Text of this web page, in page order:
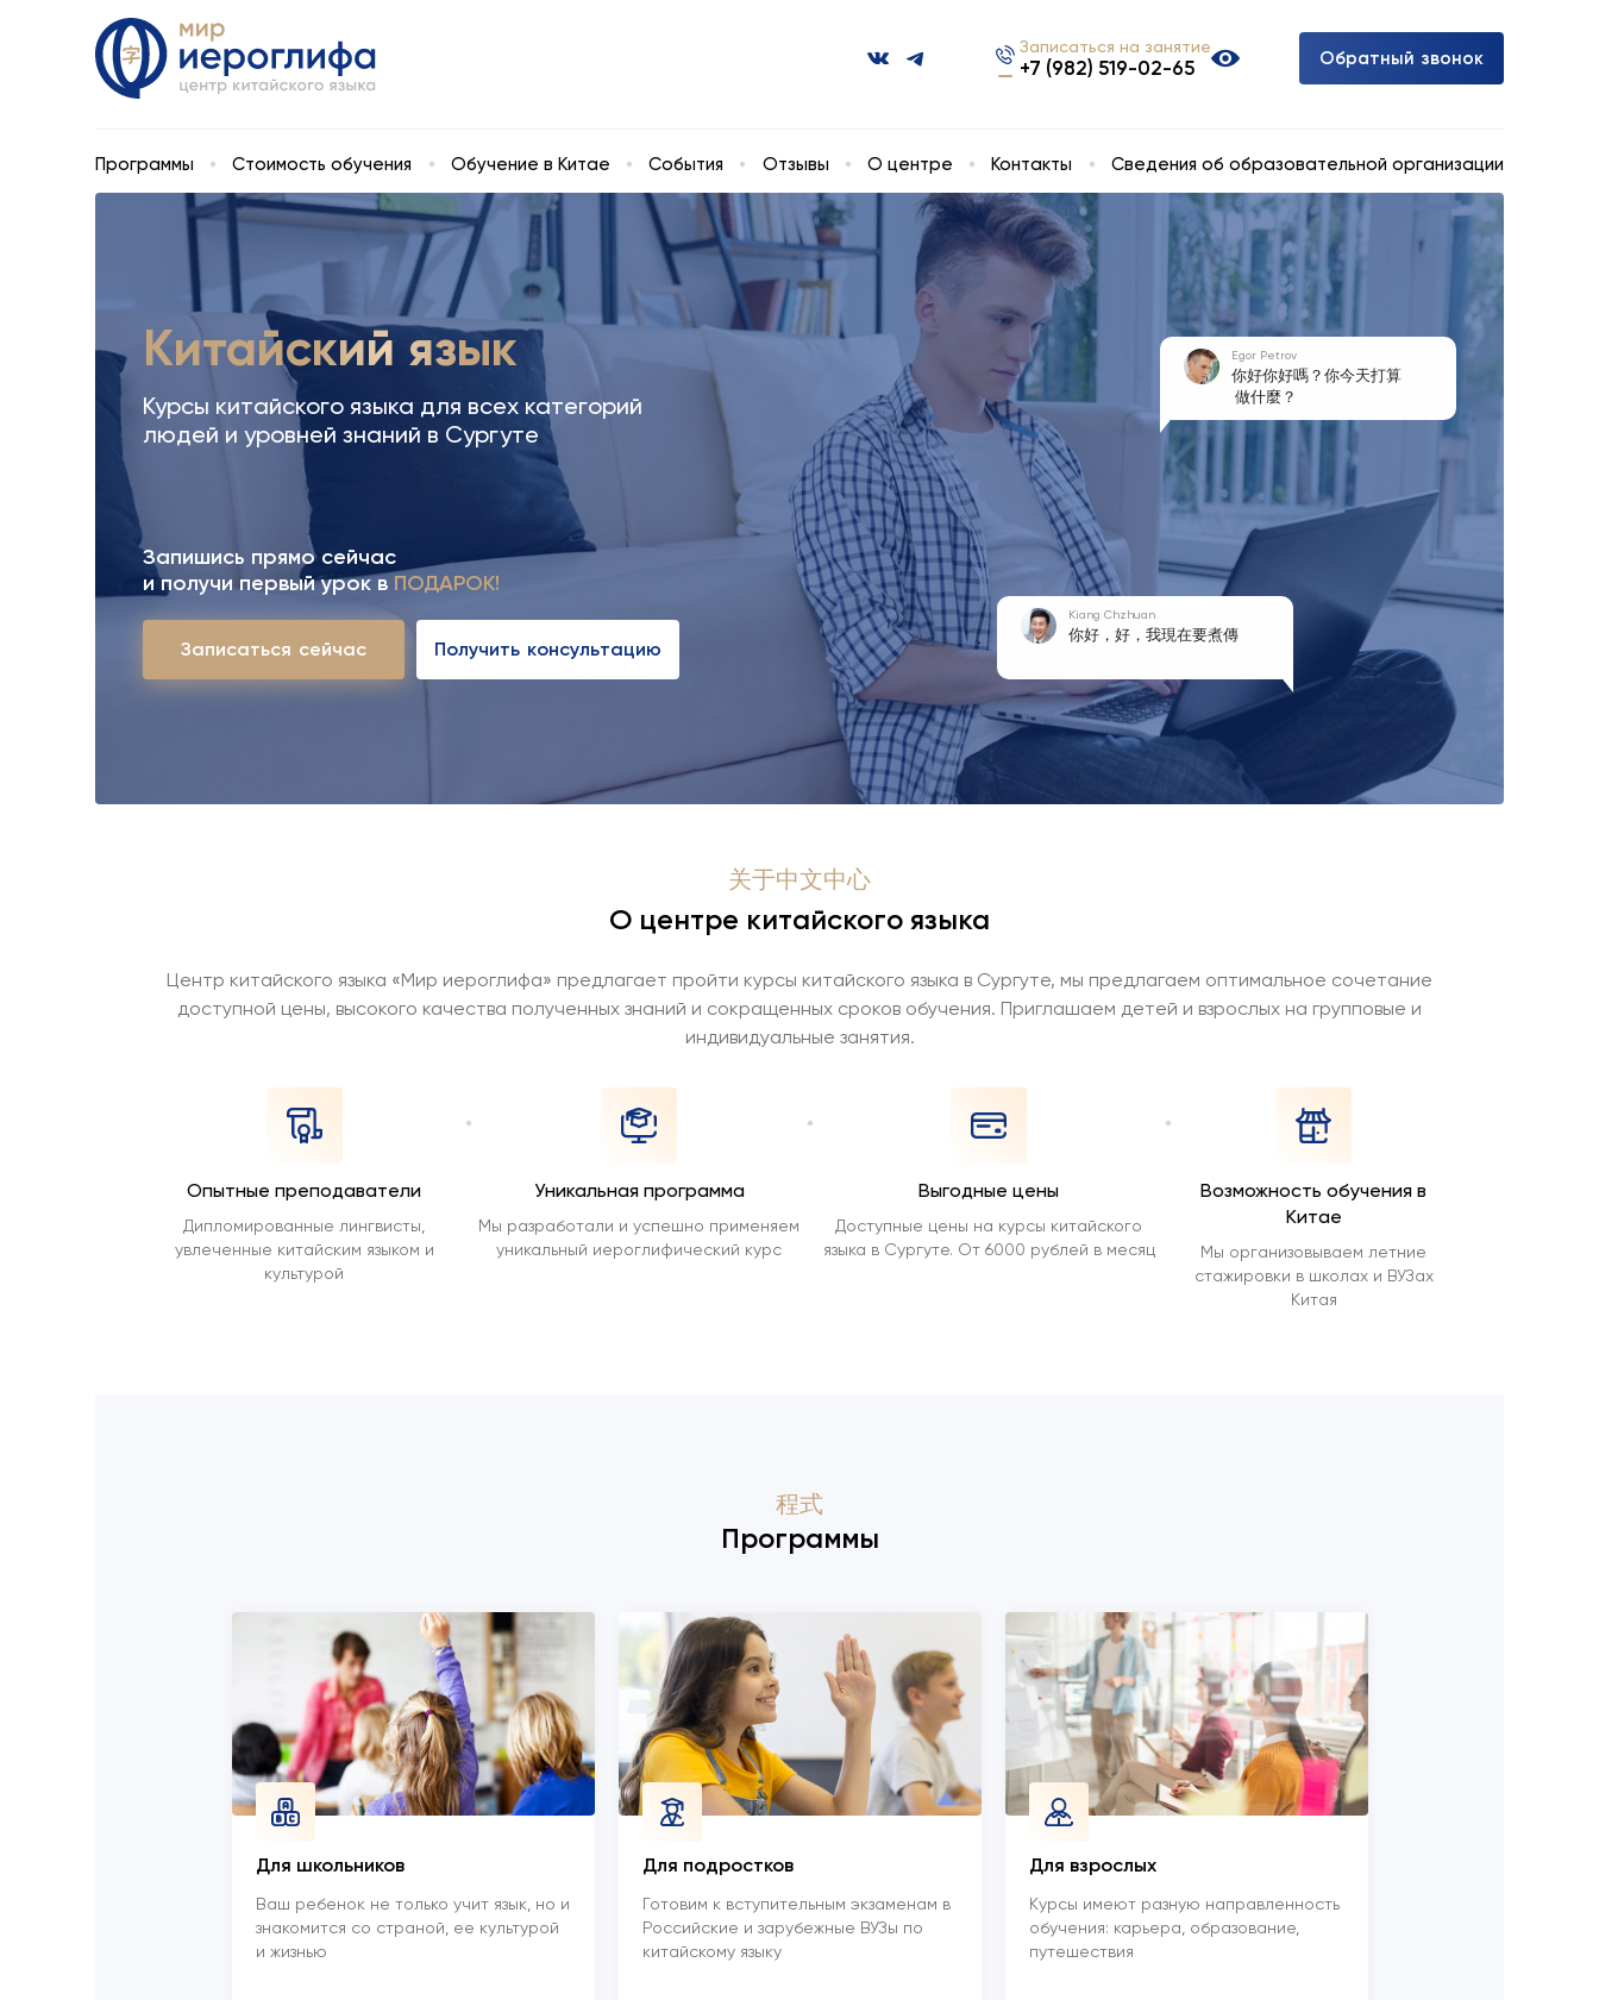
Записаться на занятие
+7 (982) 519-02-65 Обратный звонок
Программы Стоимость обучения Обучение в Китае События Отзывы О центре Контакты Сведения об образовательной организации
Китайский язык
Курсы китайского языка для всех категорий
людей и уровней знаний в Сургуте
Запишись прямо сейчас
и получи первый урок в ПОДАРОК!
Записаться сейчас Получить консультацию
Egor Petrov
你好你好嗎？你今天打算
做什麼？
Kiang Chzhuan
你好，好，我現在要煮傳
关于中文中心
О центре китайского языка
Центр китайского языка «Мир иероглифа» предлагает пройти курсы китайского языка в Сургуте, мы предлагаем оптимальное сочетание
доступной цены, высокого качества полученных знаний и сокращенных сроков обучения. Приглашаем детей и взрослых на групповые и
индивидуальные занятия.
Опытные преподаватели
Дипломированные лингвисты,
увлеченные китайским языком и
культурой
Уникальная программа
Мы разработали и успешно применяем
уникальный иероглифический курс
Выгодные цены
Доступные цены на курсы китайского
языка в Сургуте. От 6000 рублей в месяц
Возможность обучения в
Китае
Мы организовываем летние
стажировки в школах и ВУЗах
Китая
程式
Программы
Для школьников
Ваш ребенок не только учит язык, но и
знакомится со страной, ее культурой
и жизнью
Для подростков
Готовим к вступительным экзаменам в
Российские и зарубежные ВУЗы по
китайскому языку
Для взрослых
Курсы имеют разную направленность
обучения: карьера, образование,
путешествия